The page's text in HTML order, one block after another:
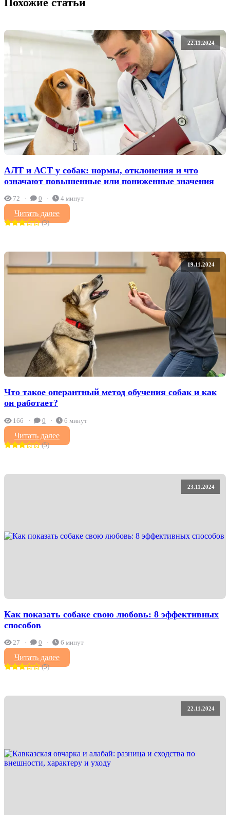
22.11.2024
АЛТ и АСТ у собак: нормы, отклонения и что
означают повышенные или пониженные значения
72 0 4 минут
Читать далее
(3)
19.11.2024
Что такое оперантный метод обучения собак и как
он работает?
166 0 6 минут
Читать далее
(5)
23.11.2024
Как показать собаке свою любовь: 8 эффективных
способов
27 0 6 минут
Читать далее
(5)
22.11.2024